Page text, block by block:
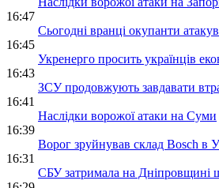
16:47
Сьогодні вранці окупанти
16:45
Укренерго просить українців
16:43
ЗСУ продовжують завдавати
16:41
Наслідки ворожої атаки на Суми
16:39
Ворог зруйнував склад Bosch в
16:31
СБУ затримала на Дніпровщині